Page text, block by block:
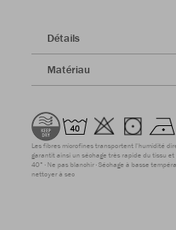
Détails
Matériau
Les fibres microfines transportent l'humidité
garantit ainsi un séchage très rapide du tissu
40° Ne pas blanchir Séchage à basse
nettoyer à sec